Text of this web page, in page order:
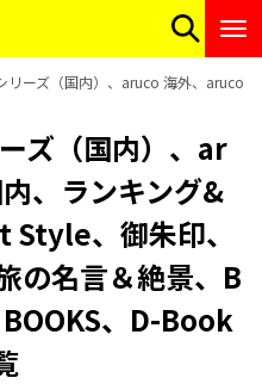
リーズ（国内）、aruco 海外、aruco
ズ（国内）、ar
、ランキング&
、御朱印、
の名言＆絶景、B
、D-Book